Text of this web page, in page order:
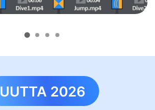
UUTTA 2026